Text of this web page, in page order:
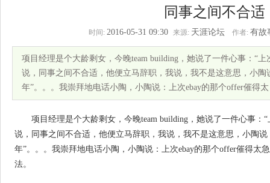
同事之间不合适
时间: 2016-05-31 09:30 来源: 天涯论坛 作者: 有故
项目经理是个大龄剩女，今晚team building，她说了一件心事：“
说，同事之间不合适，他便立马辞职，我说，我不是这意思，小
年”。。。我崇拜地电话小陶，小陶说：上次ebay的那个offer催得太
项目经理是个大龄剩女，今晚team building，她说了一件心事：
说，同事之间不合适，他便立马辞职，我说，我不是这意思，小陶
年”。。。我崇拜地电话小陶，小陶说：上次ebay的那个offer催得太
法。